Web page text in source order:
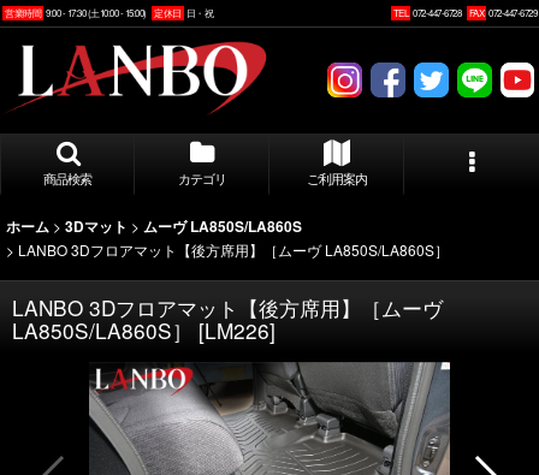
営業時間 9:00 - 17:30 (土10:00 - 15:00) 定休日 日・祝 TEL 072-447-6728 FAX 072-447-6729
商品検索 カテゴリ ご利用案内
ホーム > 3Dマット > ムーヴ LA850S/LA860S
> LANBO 3Dフロアマット【後方席用】［ムーヴ LA850S/LA860S］
LANBO 3Dフロアマット【後方席用】［ムーヴ
LA850S/LA860S］ [LM226]